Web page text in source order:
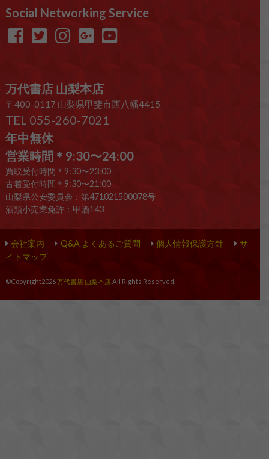
Social Networking Service
万代書店 山梨本店
〒400-0117 山梨県甲斐市西八幡4415
TEL 055-260-7021
年中無休
営業時間＊9:30〜24:00
買取受付時間＊9:30〜23:00
古着受付時間＊9:30〜21:00
山梨県公安委員会：第471021500078号
酒類小売業免許：甲酒143
会社案内 Q&A よくあるご質問 個人情報保護方針
サ
イトマップ
©Copyright2026万代書店 山梨本店.All Rights Reserved.
... ...